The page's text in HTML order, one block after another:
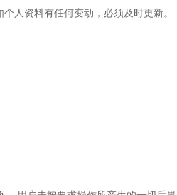
人资料有任何变动，必须及时更新。